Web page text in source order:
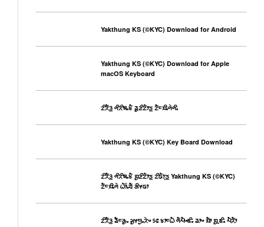
Yakthung KS (©KYC) Download for Android
Yakthung KS (©KYC) Download for Apple
macOS Keyboard
ᤁᤡᤖᤠᤋ᤻ ᤛᤡᤖᤡᤈᤱᤃᤠ ᤕᤢᤏᤡᤁᤥᤍ᤻ ᤁᤠᤰᤀᤡᤱᤛᤧᤛᤡᤱ
Yakthung KS (©KYC) Key Board Download
ᤁᤡᤖᤠᤋ᤻ ᤛᤡᤖᤡᤈᤱᤃᤠ ᤀᤢᤏᤡᤁᤥᤍ᤻ ᤁᤡᤒᤥᤷᤍ᤻ Yakthung KS (©KYC)
ᤁᤠᤰᤀᤡᤱᤛᤧ ᤐᤥ᤺ᤱᤔᤠ ᤌᤡᤶᤒᤣ
ᤁᤡᤖᤠᤋ᤻ ᤕᤠᤰᤌᤢᤱ ᤆᤢᤶᤗᤢᤱᤖᤧᤴ ᥉᥋ ᤃᤣᤰᤐᤠ ᤛᤠᤘᤠᤴᤇᤡᤱ ᤕᤣᤴ ᤀᤠᤣ ᤀᤢᤳᤇᤡᤱ ᤘᤠᤖᤠᤣ